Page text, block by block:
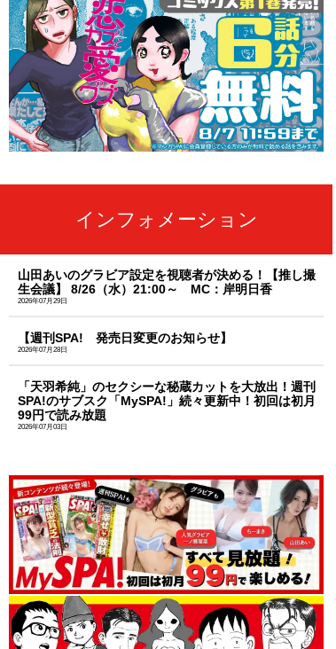
インフォメーション
山田あいのグラビア設定を視聴者が決める！【推し撮
生会議】 8/26（水）21:00～ MC：岸明日香
2026年07月29日
【週刊SPA! 発売日変更のお知らせ】
2026年07月28日
「天羽希純」のセクシーな秘蔵カットを大放出！週刊
SPA!のサブスク「MySPA!」続々更新中！初回は初月
99円で読み放題
2026年07月03日